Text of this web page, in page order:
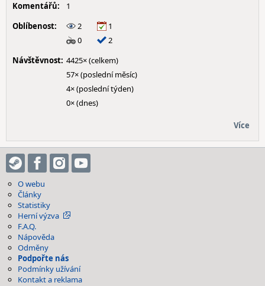
Komentářů:
1
Oblíbenost:
2
1
0
2
Návštěvnost: 4425× (celkem)
57× (poslední měsíc)
4× (poslední týden)
0× (dnes)
Více
O webu
Články
Statistiky
Herní výzva
F.A.Q.
Nápověda
Odměny
Podpořte nás
Podmínky užívání
Kontakt a reklama